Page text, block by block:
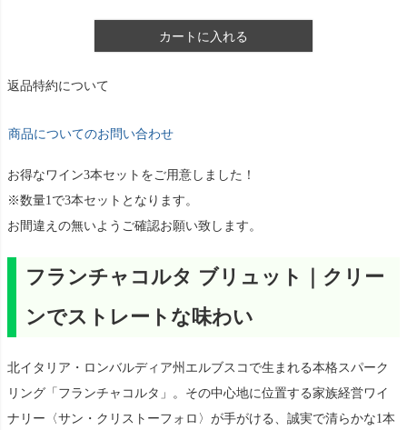
カートに入れる
返品特約について
商品についてのお問い合わせ
お得なワイン3本セットをご用意しました！
※数量1で3本セットとなります。
お間違えの無いようご確認お願い致します。
フランチャコルタ ブリュット｜クリー
ンでストレートな味わい
北イタリア・ロンバルディア州エルブスコで生まれる本格スパーク
リング「フランチャコルタ」。その中心地に位置する家族経営ワイ
ナリー〈サン・クリストーフォロ〉が手がける、誠実で清らかな1本